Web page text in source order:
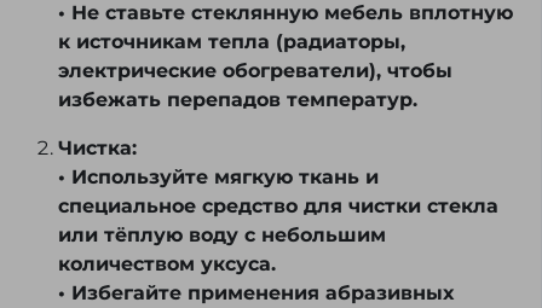
• Не ставьте стеклянную мебель вплотную
к источникам тепла (радиаторы,
электрические обогреватели), чтобы
избежать перепадов температур.
Чистка:
• Используйте мягкую ткань и
специальное средство для чистки стекла
или тёплую воду с небольшим
количеством уксуса.
• Избегайте применения абразивных